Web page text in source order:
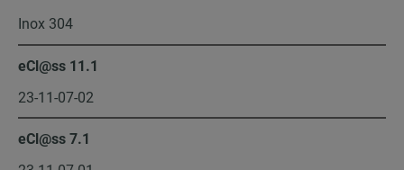
Inox 304
eCl@ss 11.1
23-11-07-02
eCl@ss 7.1